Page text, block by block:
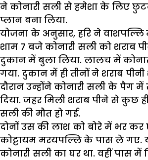
ने कोनारी सली से हमेशा के लिए
प्लान बना लिया.
योजना के अनुसार, हरि ने वाशपल्लि
शाम 7 बजे कोनारी सली को शराब
दुकान में बुला लिया. लालच में
गया. दुकान में ही तीनों ने शराब
दौरान उन्होंने कोनारी सली के पैग में
दिया. जहर मिली शराब पीने से कुछ
सली की मौत हो गई.
दोनों उस की लाश को बोरे में भर
कोट्टायम मरयपल्लि के पास ले गए.
कोनारी सली का घर था. वहीं पास में